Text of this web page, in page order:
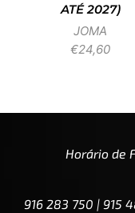
ATÉ 2027)
JOMA
€24,60
Horário de
916 283 750 | 915